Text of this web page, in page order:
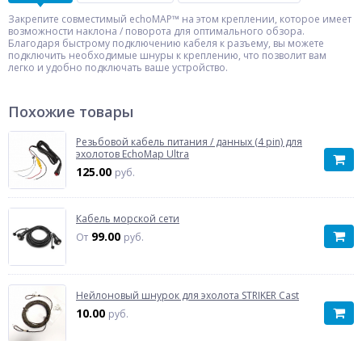
Закрепите совместимый echoMAP™ на этом креплении, которое имеет
возможности наклона / поворота для оптимального обзора.
Благодаря быстрому подключению кабеля к разъему, вы можете
подключить необходимые шнуры к креплению, что позволит вам
легко и удобно подключать ваше устройство.
Похожие товары
Резьбовой кабель питания / данных (4 pin) для
эхолотов EchoMap Ultra
125.00 руб.
Кабель морской сети
От 99.00 руб.
Нейлоновый шнурок для эхолота STRIKER Cast
10.00 руб.